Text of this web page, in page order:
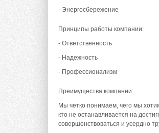
- Энергосбережение
Принципы работы компании:
- Ответственность
- Надежность
- Профессионализм
Преимущества компании:
Мы четко понимаем, чего мы
кто не останавливается на
совершенствоваться и усердно